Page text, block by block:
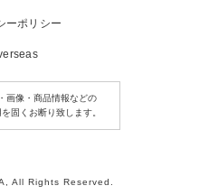
ーポリシー
画像・商品情報などの
固くお断り致します。
All Rights Reserved.